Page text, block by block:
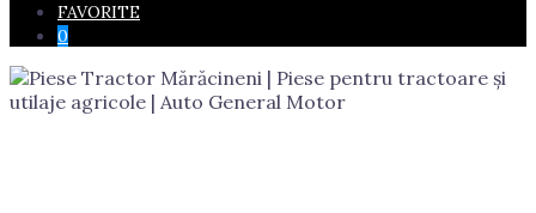
FAVORITE
0